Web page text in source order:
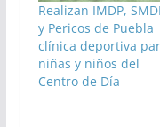
Realizan IMDP,
y Pericos de Puebla
clínica deportiva
niñas y niños del
Centro de Día